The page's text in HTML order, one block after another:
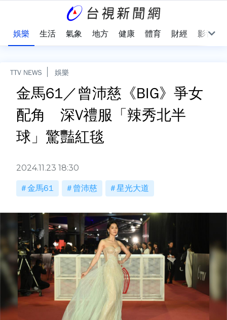
娛樂 生活 氣象 地方 健康 體育 財經 影音
TTV NEWS 娛樂
金馬61／曾沛慈《BIG》爭女
配角 深V禮服「辣秀北半
球」驚豔紅毯
2024.11.23 18:30
金馬61 曾沛慈 星光大道